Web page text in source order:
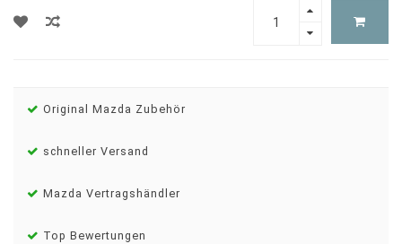
Original Mazda Zubehör
schneller Versand
Mazda Vertragshändler
Top Bewertungen